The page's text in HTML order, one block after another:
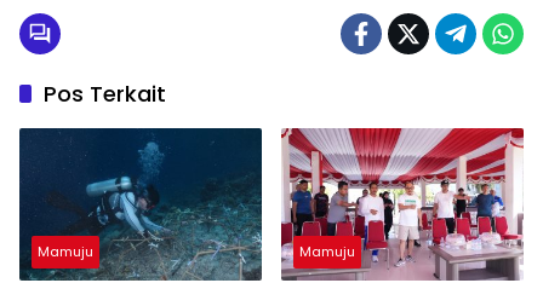
Pos Terkait
Mamuju Mamuju